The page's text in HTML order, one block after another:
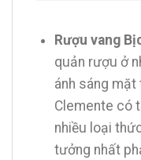
Rượu vang
quản rượu ở
ánh sáng mặt
Clemente có
nhiều loại
tưởng nhất